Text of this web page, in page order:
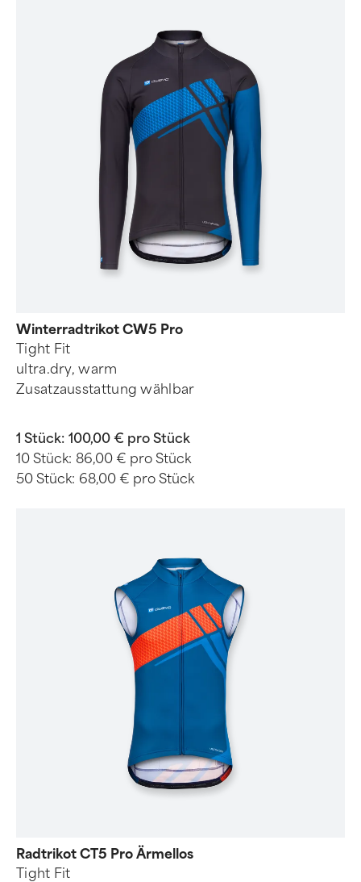
Winterradtrikot CW5 Pro
Tight Fit
ultra.dry, warm
Zusatzausstattung wählbar
1 Stück: 100,00 € pro Stück
10 Stück: 86,00 € pro Stück
50 Stück: 68,00 € pro Stück
Radtrikot CT5 Pro Ärmellos
Tight Fit